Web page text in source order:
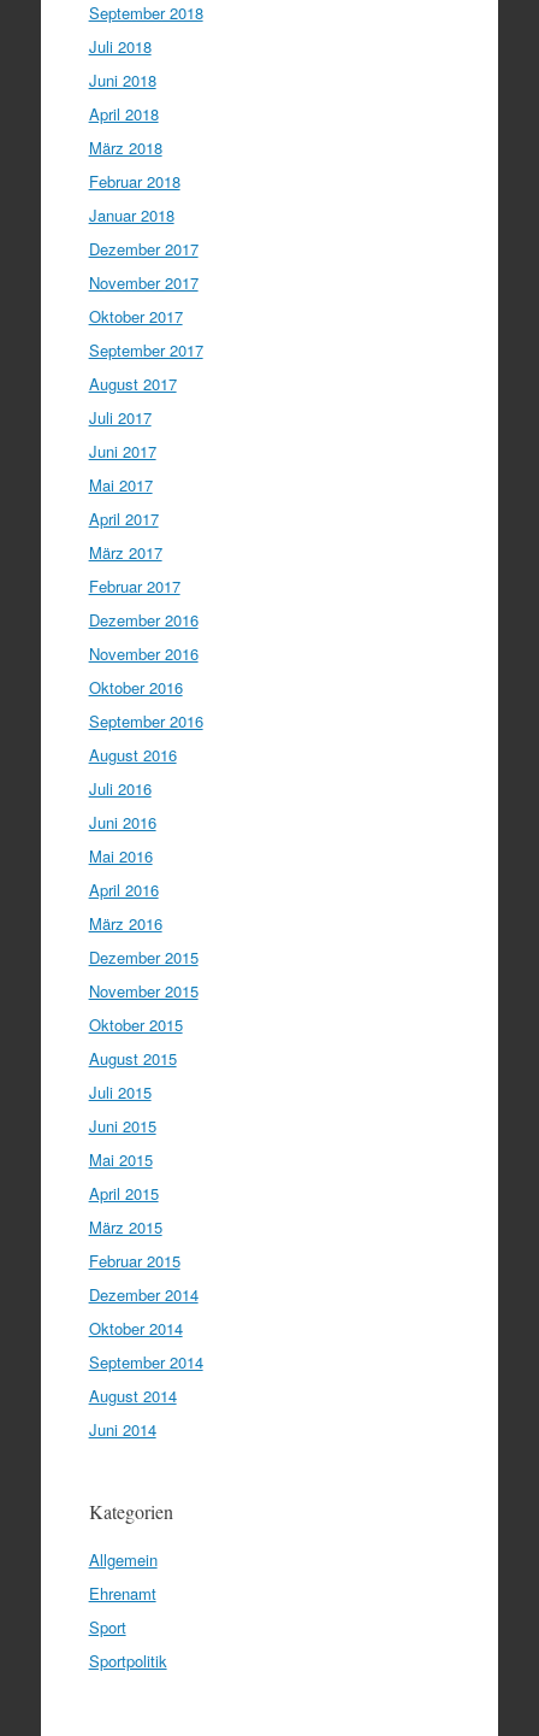
September 2018
Juli 2018
Juni 2018
April 2018
März 2018
Februar 2018
Januar 2018
Dezember 2017
November 2017
Oktober 2017
September 2017
August 2017
Juli 2017
Juni 2017
Mai 2017
April 2017
März 2017
Februar 2017
Dezember 2016
November 2016
Oktober 2016
September 2016
August 2016
Juli 2016
Juni 2016
Mai 2016
April 2016
März 2016
Dezember 2015
November 2015
Oktober 2015
August 2015
Juli 2015
Juni 2015
Mai 2015
April 2015
März 2015
Februar 2015
Dezember 2014
Oktober 2014
September 2014
August 2014
Juni 2014
Kategorien
Allgemein
Ehrenamt
Sport
Sportpolitik